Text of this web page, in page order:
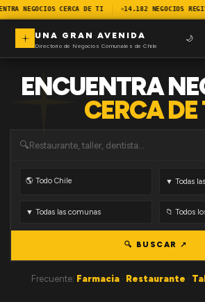
NEGOCIOS CERCA DE TI 14.182 NEGOCIOS
UNA GRAN AVENIDA
Directorio de Negocios Comunales de Chile
🌙
ENCUENTRA
CERCA DE
🔍
🔍 BUSCAR ↗
Frecuente: Farmacia · Restaurante ·